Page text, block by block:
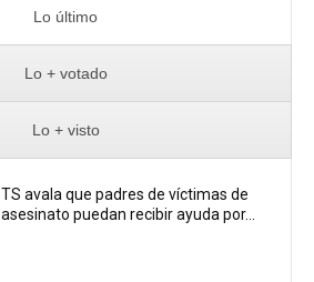
Lo último
Lo + votado
Lo + visto
TS avala que padres de víctimas de
asesinato puedan recibir ayuda por...